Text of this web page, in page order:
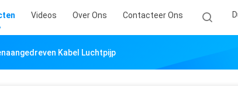
Videos Over Ons Contacteer Ons
Kabel Luchtpijp